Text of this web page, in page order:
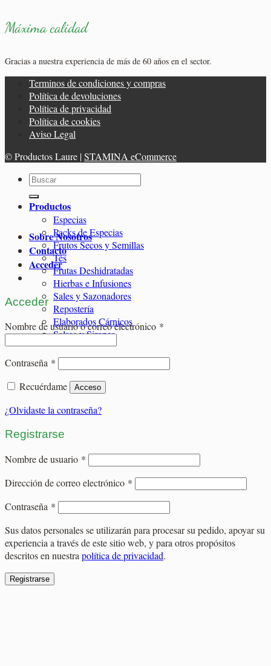
Máxima calidad
Gracias a nuestra experiencia de más de 60 años en el sector.
Terminos de condiciones y compras
Política de devoluciones
Política de privacidad
Política de cookies
Aviso Legal
© Productos Laure |STAMINA eCommerce
Buscar
por:
Productos
Especias
Packs de Especias
Frutos Secos y Semillas
Tés
Frutas Deshidratadas
Hierbas e Infusiones
Sales y Sazonadores
Repostería
Elaborados Cárnicos
Salsas y Siropes
Sobre Nosotros
Contacto
Acceder
Acceder
Nombre de usuario o correo electrónico *
Contraseña * Obligatorio
Recuérdame
Acceso
¿Olvidaste la contraseña?
Registrarse
Nombre de usuario * Obligatorio
Dirección de correo electrónico * Obligatorio
Contraseña * Obligatorio
Sus datos personales se utilizarán para procesar su pedido, apoyar su
experiencia a través de este sitio web, y para otros propósitos
descritos en nuestra política de privacidad.
Registrarse